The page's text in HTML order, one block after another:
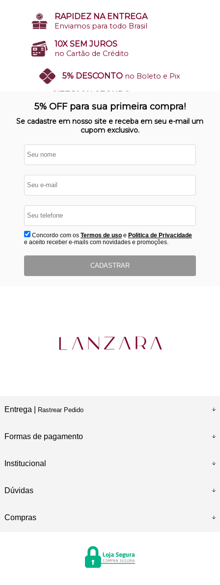
RAPIDEZ NA ENTREGA
Enviamos para todo Brasil
10X SEM JUROS
no Cartão de Crédito
5% DESCONTO no Boleto e Pix
Nosso site opera em ambiente
protegido
5% OFF para sua primeira compra!
Se cadastre em nosso site e receba em seu e-mail um
cupom exclusivo.
Concordo com os Termos de usoe Politica de Privacidade
e aceito receber e-mails com novidades e promoções.
CADASTRAR
Entrega | Rastrear Pedido
Formas de pagamento
Institucional
Dúvidas
Compras